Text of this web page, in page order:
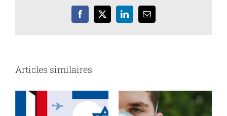
Facebook
X LinkedInEmail
Articles similaires